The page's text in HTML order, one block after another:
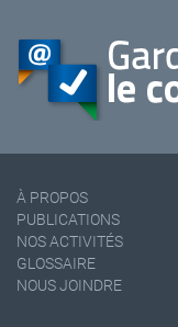
À PROPOS
PUBLICATIONS
NOS ACTIVITÉS
GLOSSAIRE
NOUS JOINDRE